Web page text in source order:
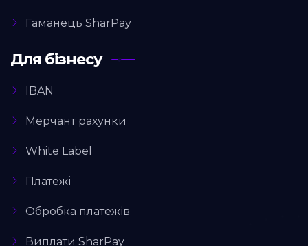
Гаманець SharPay
Для бізнесу
IBAN
Мерчант рахунки
White Label
Платежі
Обробка платежів
Виплати SharPay